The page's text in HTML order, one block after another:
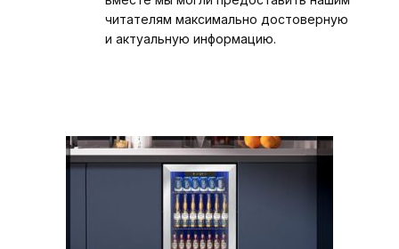
читателям максимально достоверную
и актуальную информацию.